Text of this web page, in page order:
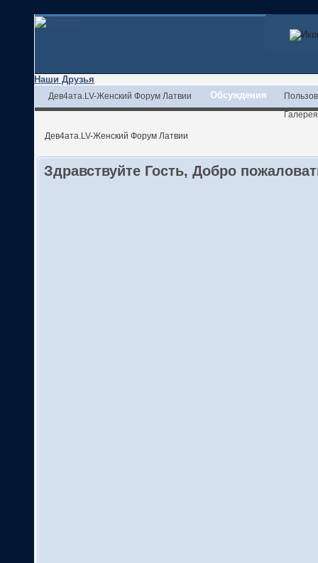
Наши Друзья
Дев4ата.LV-Женский Форум Латвии Обсуждения
Галерея
Дев4ата.LV-Женский Форум Латвии
Здравствуйте Гость, Добро